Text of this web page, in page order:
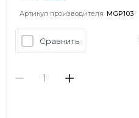
Артикул производителя MGP103
Сравнить